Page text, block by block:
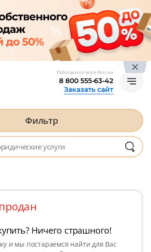
Работаем по всей России
8 800 555-63-42
Заказать сайт
Фильтр
Ничего страшного!
и мы постараемся найти для Вас